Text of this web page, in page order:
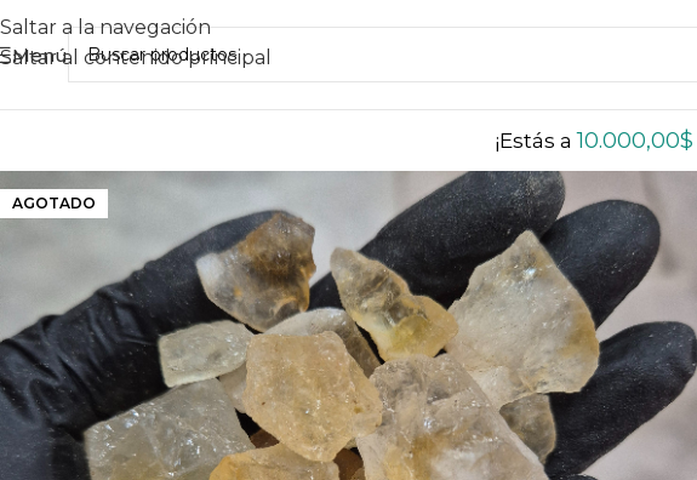
Saltar a la navegación
Saltar al contenido principal
Menú
¡Estás a10.000,00$
AGOTADO